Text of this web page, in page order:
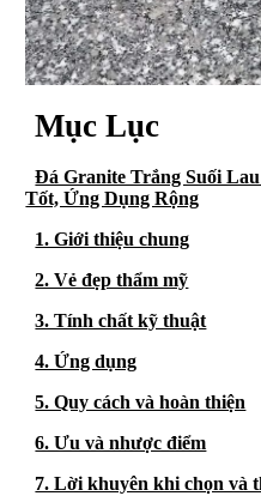
Mục Lục
Đá Granite Trắng Suối
Tốt, Ứng Dụng Rộng
1. Giới thiệu chung
2. Vẻ đẹp thẩm mỹ
3. Tính chất kỹ thuật
4. Ứng dụng
5. Quy cách và hoàn thiện
6. Ưu và nhược điểm
7. Lời khuyên khi chọn và